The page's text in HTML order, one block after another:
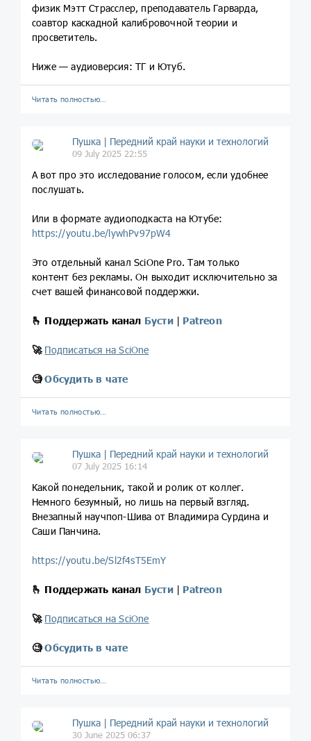
физик Мэтт Страсслер, преподаватель Гарварда,
соавтор каскадной калибровочной теории и
просветитель.
Ниже — аудиоверсия: ТГ и Ютуб.
Читать полностью…
Пушка | Передний край науки и технологий
09 July 2025 22:55
А вот про это исследование голосом, если удобнее
послушать.
Или в формате аудиоподкаста на Ютубе:
https://youtu.be/lywhPv97pW4
Это отдельный канал SciOne Pro. Там только
контент без рекламы. Он выходит исключительно за
счет вашей финансовой поддержки.
🫰 Поддержать канал Бусти| Patreon
🚀 Подписаться на SciOne
🧐 Обсудить в чате
Читать полностью…
Пушка | Передний край науки и технологий
07 July 2025 16:14
Какой понедельник, такой и ролик от коллег.
Немного безумный, но лишь на первый взгляд.
Внезапный научпоп-Шива от Владимира Сурдина и
Саши Панчина.
https://youtu.be/Sl2f4sT5EmY
🫰 Поддержать канал Бусти| Patreon
🚀 Подписаться на SciOne
🧐 Обсудить в чате
Читать полностью…
Пушка | Передний край науки и технологий
30 June 2025 06:37